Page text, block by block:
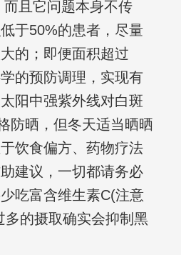
且它问题本身不传
于50%的患者，尽量
的；即便面积超过
的预防调理，实现有
阳中强紫外线对白斑
防晒，但冬天适当晒晒
饮食偏方、药物疗法
建议，一切都请务必
吃富含维生素C(注意
的摄取确实会抑制黑